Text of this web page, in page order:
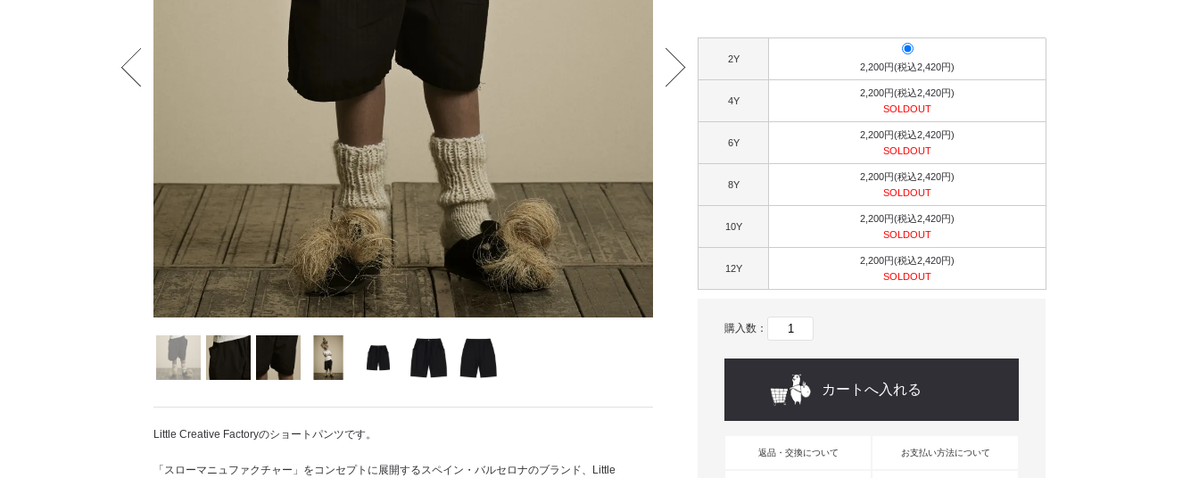
Little Creative Factoryのショートパンツです。
「スローマニュファクチャー」をコンセプトに展開するスペイン・バルセロナのブランド、Little
2Y
2,200円(税込2,420円)
4Y
2,200円(税込2,420円)
SOLDOUT
6Y
2,200円(税込2,420円)
SOLDOUT
8Y
2,200円(税込2,420円)
SOLDOUT
10Y
2,200円(税込2,420円)
SOLDOUT
12Y
2,200円(税込2,420円)
SOLDOUT
購入数：
返品・交換について お支払い方法について